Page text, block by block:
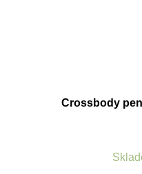
Crossbody